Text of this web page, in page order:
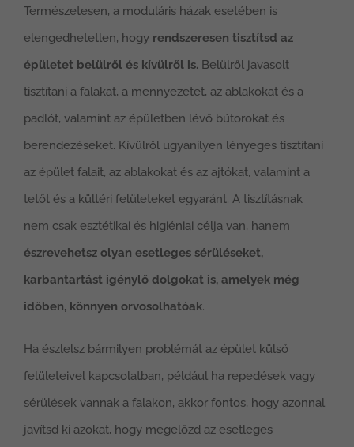
Természetesen, a moduláris házak esetében is
elengedhetetlen, hogy rendszeresen tisztítsd az
épületet belülről és kívülről is. Belülről javasolt
tisztítani a falakat, a mennyezetet, az ablakokat és a
padlót, valamint az épületben lévő bútorokat és
berendezéseket. Kívülről ugyanilyen lényeges tisztítani
az épület falait, az ablakokat és az ajtókat, valamint a
tetőt és a kültéri felületeket egyaránt. A tisztításnak
nem csak esztétikai és higiéniai célja van, hanem
észrevehetsz olyan esetleges sérüléseket,
karbantartást igénylő dolgokat is, amelyek még
időben, könnyen orvosolhatóak.
Ha észlelsz bármilyen problémát az épület külső
felületeivel kapcsolatban, például ha repedések vagy
sérülések vannak a falakon, akkor fontos, hogy azonnal
javítsd ki azokat, hogy megelőzd az esetleges